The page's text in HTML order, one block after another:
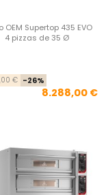
OEM Supertop 435 EVO
4 pizzas de 35 Ø
€ -26%
8.288,00 €